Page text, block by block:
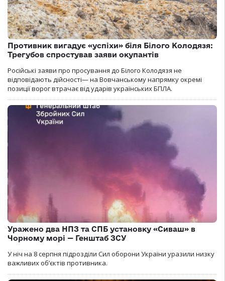
Противник вигадує «успіхи» біля Білого Колодязя:
Трегубов спростував заяви окупантів
Російські заяви про просування до Білого Колодязя не
відповідають дійсності— на Вовчанському напрямку окремі
позиції ворог втрачає від ударів українських БПЛА.
Уражено два НПЗ та СПБ установку «Сиваш» в
Чорному морі — Генштаб ЗСУ
У ніч на 8 серпня підрозділи Сил оборони України уразили низку
важливих об’єктів противника.